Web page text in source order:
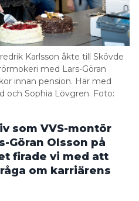
Karlsson åkte till Skövde
med Lars-Göran
innan pension. Här med
och Sophia Lövgren. Foto:
som VVS-montör
Göran Olsson på
firade vi med att
om karriärens